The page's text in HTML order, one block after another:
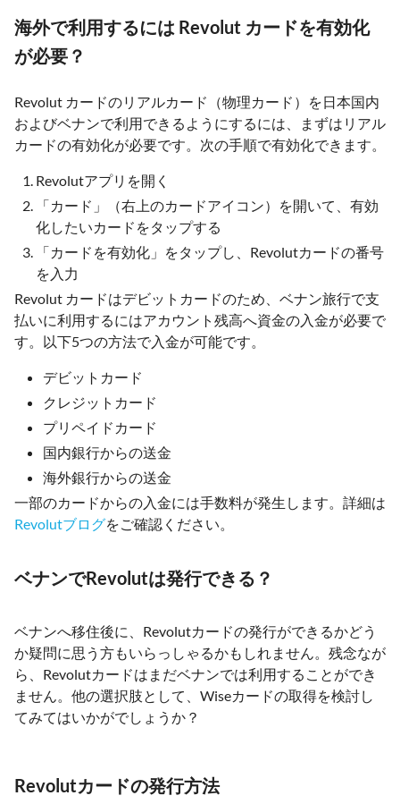
海外で利用するには Revolut カードを有効化
が必要？
Revolut カードのリアルカード（物理カード）を日本国内
およびベナンで利用できるようにするには、まずはリアル
カードの有効化が必要です。次の手順で有効化できます。
Revolutアプリを開く
「カード」（右上のカードアイコン）を開いて、有効
化したいカードをタップする
「カードを有効化」をタップし、Revolutカードの番号
を入力
Revolut カードはデビットカードのため、ベナン旅行で支
払いに利用するにはアカウント残高へ資金の入金が必要で
す。以下5つの方法で入金が可能です。
デビットカード
クレジットカード
プリペイドカード
国内銀行からの送金
海外銀行からの送金
一部のカードからの入金には手数料が発生します。詳細は
Revolutブログをご確認ください。
ベナンでRevolutは発行できる？
ベナンへ移住後に、Revolutカードの発行ができるかどう
か疑問に思う方もいらっしゃるかもしれません。残念なが
ら、Revolutカードはまだベナンでは利用することができ
ません。他の選択肢として、Wiseカードの取得を検討し
てみてはいかがでしょうか？
Revolutカードの発行方法